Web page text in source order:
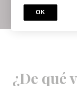
¿De qué
OK